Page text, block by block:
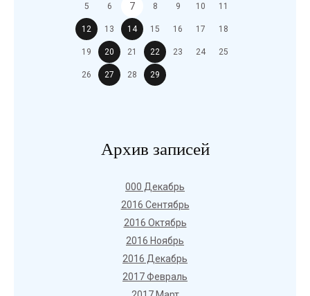
5 6 7 8 9 10 11
12 13 14 15 16 17 18
19 20 21 22 23 24 25
26 27 28 29
Архив записей
000 Декабрь
2016 Сентябрь
2016 Октябрь
2016 Ноябрь
2016 Декабрь
2017 Февраль